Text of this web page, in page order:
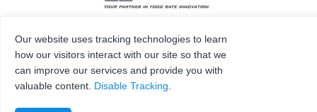
Our website uses tracking technologies to learn
how our visitors interact with our site so that we
can improve our services and provide you with
valuable content. Disable Tracking